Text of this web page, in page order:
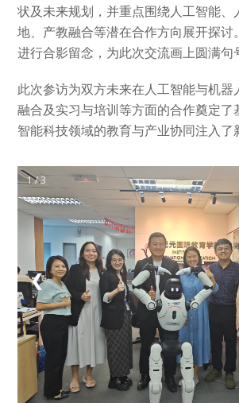
状及未来规划，并重点围绕人工智能、
地、产教融合等潜在合作方向展开探讨
进行合影留念，为此次交流画上圆满句
此次参访为双方未来在人工智能与机器
融合及实习与培训等方面的合作奠定了
智能科技领域的教育与产业协同注入了
1 / 3
❮